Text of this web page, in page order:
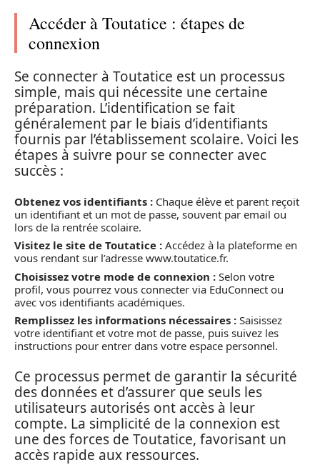
Accéder à Toutatice : étapes de
connexion
Se connecter à Toutatice est un processus
simple, mais qui nécessite une certaine
préparation. L’identification se fait
généralement par le biais d’identifiants
fournis par l’établissement scolaire. Voici les
étapes à suivre pour se connecter avec
succès :
Obtenez vos identifiants : Chaque élève et parent reçoit
un identifiant et un mot de passe, souvent par email ou
lors de la rentrée scolaire.
Visitez le site de Toutatice : Accédez à la plateforme en
vous rendant sur l’adresse www.toutatice.fr.
Choisissez votre mode de connexion : Selon votre
profil, vous pourrez vous connecter via EduConnect ou
avec vos identifiants académiques.
Remplissez les informations nécessaires : Saisissez
votre identifiant et votre mot de passe, puis suivez les
instructions pour entrer dans votre espace personnel.
Ce processus permet de garantir la sécurité
des données et d’assurer que seuls les
utilisateurs autorisés ont accès à leur
compte. La simplicité de la connexion est
une des forces de Toutatice, favorisant un
accès rapide aux ressources.